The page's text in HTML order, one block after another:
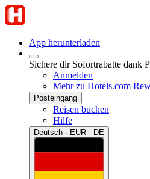
App herunterladen
Sichere dir Sofortrabatte dank
Anmelden
Mehr zu Hotels.com
Posteingang
Reisen buchen
Hilfe
Deutsch · EUR · DE